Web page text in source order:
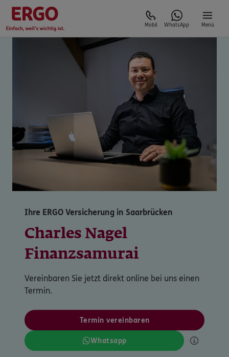
Mobil WhatsApp Menü
Ihre ERGO Versicherung in Saarbrücken
Charles Nagel
Vereinbaren Sie jetzt direkt online bei uns einen
Termin.
Termin vereinbaren
Whatsapp